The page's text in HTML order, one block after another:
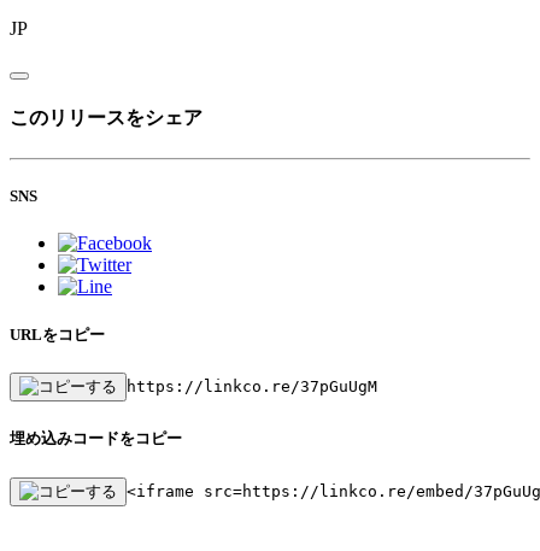
JP
このリリースをシェア
SNS
URLをコピー
https://linkco.re/37pGuUgM
埋め込みコードをコピー
<iframe src=https://linkco.re/embed/